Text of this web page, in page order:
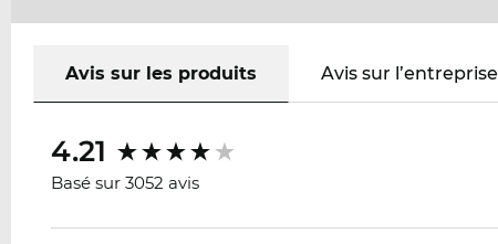
Avis sur les produits Avis sur l’entreprise
4.21
Basé sur 3052 avis